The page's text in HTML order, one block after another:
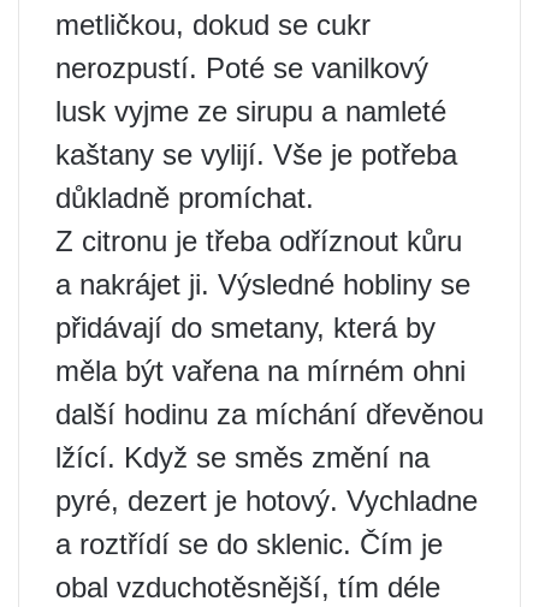
metličkou, dokud se cukr
nerozpustí. Poté se vanilkový
lusk vyjme ze sirupu a namleté ​​
kaštany se vylijí. Vše je potřeba
důkladně promíchat.
Z citronu je třeba odříznout kůru
a nakrájet ji. Výsledné hobliny se
přidávají do smetany, která by
měla být vařena na mírném ohni
další hodinu za míchání dřevěnou
lžící. Když se směs změní na
pyré, dezert je hotový. Vychladne
a roztřídí se do sklenic. Čím je
obal vzduchotěsnější, tím déle